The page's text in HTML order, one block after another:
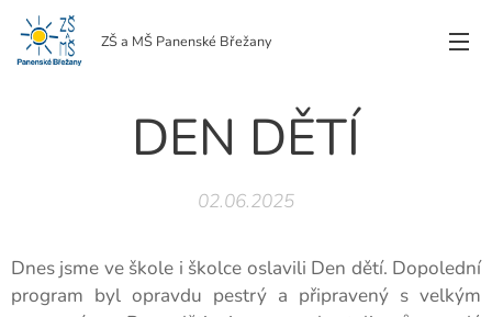
ZŠ a MŠ Panenské Břežany
DEN DĚTÍ
02.06.2025
Dnes jsme ve škole i školce oslavili Den dětí. Dopolední
program byl opravdu pestrý a připravený s velkým